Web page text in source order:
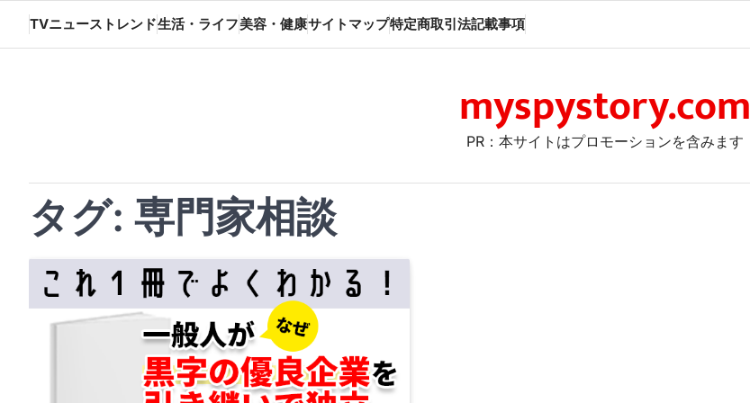
content
TVニューストレンド生活・ライフ美容・健康サイトマップ特定商取引法記載事項
myspystory.com
PR：本サイトはプロモーションを含みます
タグ: 専門家相談